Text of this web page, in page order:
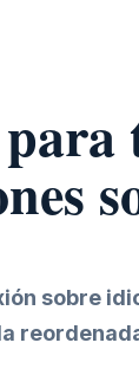
sobre